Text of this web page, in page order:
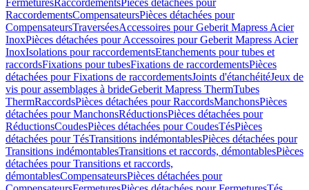
FermeturesRaccordementsPièces détachées pour
RaccordementsCompensateursPièces détachées pour
CompensateursTraverséesAccessoires pour Geberit Mapress Acier
InoxPièces détachées pour Accessoires pour Geberit Mapress Acier
InoxIsolations pour raccordementsEtanchements pour tubes et
raccordsFixations pour tubesFixations de raccordementsPièces
détachées pour Fixations de raccordementsJoints d'étanchéitéJeux de
vis pour assemblages à brideGeberit Mapress ThermTubes
ThermRaccordsPièces détachées pour RaccordsManchonsPièces
détachées pour ManchonsRéductionsPièces détachées pour
RéductionsCoudesPièces détachées pour CoudesTésPièces
détachées pour TésTransitions indémontablesPièces détachées pour
Transitions indémontablesTransitions et raccords, démontablesPièces
détachées pour Transitions et raccords,
démontablesCompensateursPièces détachées pour